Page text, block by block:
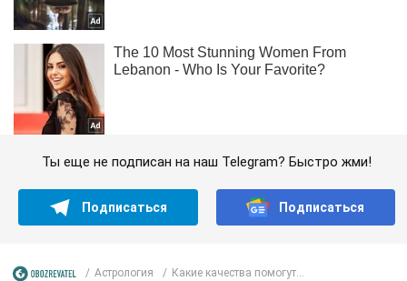
Ты еще не подписан на наш Telegram? Быстро жми!
Подписаться Подписаться
Астрология Какие качества помогут...